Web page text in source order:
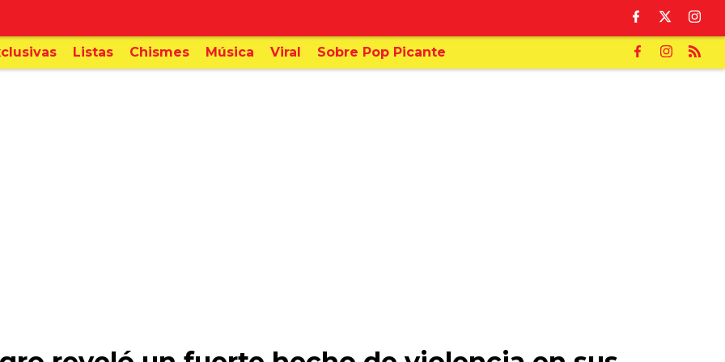
Listas Chismes Música Viral Sobre Pop Picante